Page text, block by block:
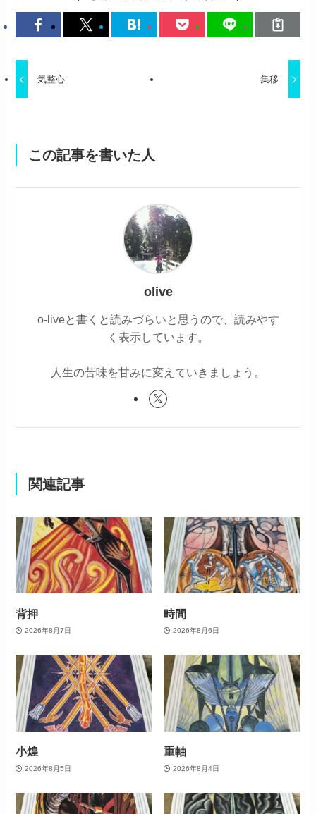
気整心 集移
この記事を書いた人
olive
o-liveと書くと読みづらいと思うので、読みやす
く表示しています。
人生の苦味を甘みに変えていきましょう。
関連記事
背押
2026年8月7日
時間
2026年8月6日
小煌
2026年8月5日
重軸
2026年8月4日